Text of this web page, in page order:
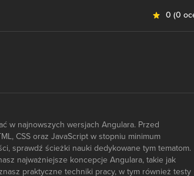
0 (0
w najnowszych wersjach Angulara. Przed
CSS oraz JavaScript w stopniu minimum
sprawdź ścieżki nauki dedykowane tym tematom.
najważniejsze koncepcje Angulara, takie jak
praktyczne techniki pracy, w tym również testy